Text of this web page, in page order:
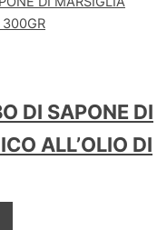
DI SAPONE DI
ALL’OLIO DI